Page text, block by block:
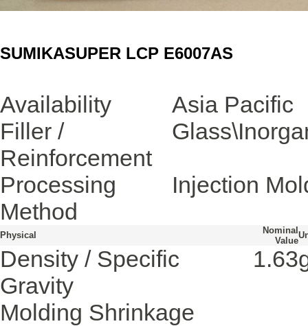
SUMIKASUPER LCP E6007AS
Availability
Asia Pacific
Filler /
Reinforcement
Processing
Method
Injection
Physical
Nominal
Value
Density / Specific
Gravity
1.63
Molding Shrinkage